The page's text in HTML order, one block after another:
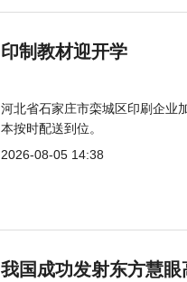
印制教材迎开学
河北省石家庄市栾城区印刷企业
本按时配送到位。
2026-08-05 14:38
我国成功发射东方慧